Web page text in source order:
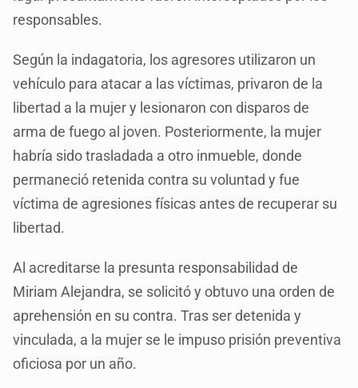
responsables.
Según la indagatoria, los agresores utilizaron un
vehículo para atacar a las víctimas, privaron de la
libertad a la mujer y lesionaron con disparos de
arma de fuego al joven. Posteriormente, la mujer
habría sido trasladada a otro inmueble, donde
permaneció retenida contra su voluntad y fue
víctima de agresiones físicas antes de recuperar su
libertad.
Al acreditarse la presunta responsabilidad de
Miriam Alejandra, se solicitó y obtuvo una orden de
aprehensión en su contra. Tras ser detenida y
vinculada, a la mujer se le impuso prisión preventiva
oficiosa por un año.